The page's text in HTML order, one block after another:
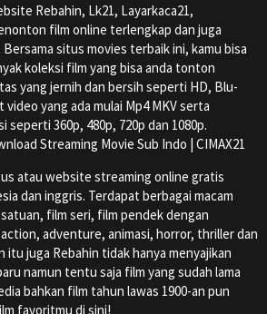
Rebahin, Lk21, Layarkaca21,
film online terlengkap dan juga
situs movies terbaik ini, kamu bisa
koleksi film yang bisa anda tonton
yang jernih dan bersih seperti HD, Blu-
video yang ada mulai Mp4 MKV serta
seperti 360p, 480p, 720p dan 1080p.
Streaming Movie Sub Indo | CIMAX21
atau website streaming online gratis
dan inggris. Terdapat berbagai macam
film seri, film pendek dengan
adventure, animasi, horror, thriller dan
itu juga Rebahin tidak hanya menyajikan
namun tentu saja film yang sudah lama
bahkan film tahun lawas 1900-an pun
favoritmu di sini!